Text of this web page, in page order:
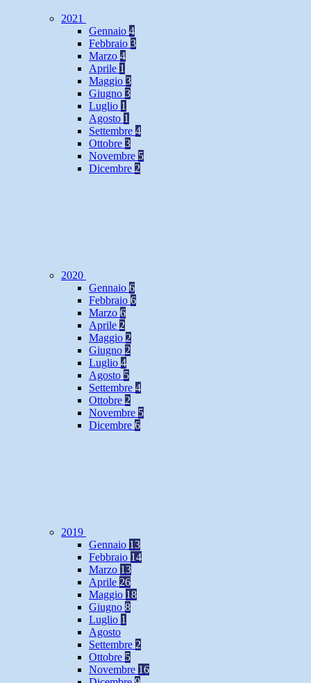
2021
Gennaio 4
Febbraio 3
Marzo 4
Aprile 1
Maggio 3
Giugno 3
Luglio 1
Agosto 1
Settembre 4
Ottobre 3
Novembre 5
Dicembre 2
2020
Gennaio 6
Febbraio 6
Marzo 6
Aprile 2
Maggio 2
Giugno 2
Luglio 4
Agosto 5
Settembre 4
Ottobre 2
Novembre 5
Dicembre 6
2019
Gennaio 13
Febbraio 14
Marzo 13
Aprile 26
Maggio 18
Giugno 8
Luglio 1
Agosto
Settembre 2
Ottobre 5
Novembre 16